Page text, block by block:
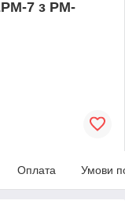
7 з PM-
Оплата Умови